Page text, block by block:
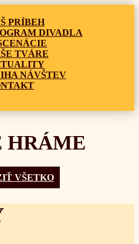
PRÍBEH
DIVADLA
TVÁRE
NÁVŠTEV
HRÁME
VŠETKO